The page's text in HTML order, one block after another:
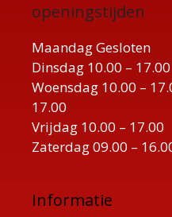
openingstijden
Maandag Gesloten
Dinsdag 10.00 – 17.00
Woensdag 10.00 –
17.00
Vrijdag 10.00 – 17.00
Zaterdag 09.00 –
Informatie